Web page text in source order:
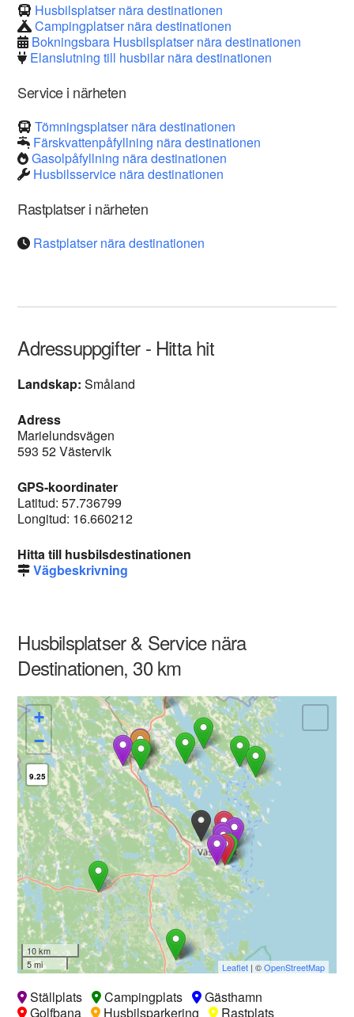
Husbilsplatser nära destinationen
Campingplatser nära destinationen
Bokningsbara Husbilsplatser nära destinationen
Elanslutning till husbilar nära destinationen
Service i närheten
Tömningsplatser nära destinationen
Färskvattenpåfyllning nära destinationen
Gasolpåfyllning nära destinationen
Husbilsservice nära destinationen
Rastplatser i närheten
Rastplatser nära destinationen
Adressuppgifter - Hitta hit
Landskap:Småland
Adress
Marielundsvägen
593 52 Västervik
GPS-koordinater
Latitud: 57.736799
Longitud: 16.660212
Hitta till husbilsdestinationen
Vägbeskrivning
Husbilsplatser & Service nära
Destinationen, 30 km
+
−
9.25
10 km
5 mi
Leaflet| ©OpenStreetMap
Ställplats Campingplats
Gästhamn
Golfbana
Husbilsparkering Rastplats